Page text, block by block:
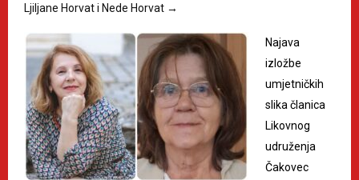
Ljiljane Horvat i Nede Horvat →
Najava
izložbe
umjetničkih
slika članica
Likovnog
udruženja
Čakovec